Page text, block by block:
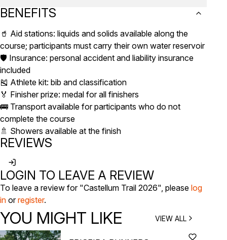
BENEFITS
🥤 Aid stations: liquids and solids available along the
course; participants must carry their own water reservoir
🛡️ Insurance: personal accident and liability insurance
included
🎽 Athlete kit: bib and classification
🏅 Finisher prize: medal for all finishers
🚌 Transport available for participants who do not
complete the course
🚿 Showers available at the finish
REVIEWS
LOGIN TO LEAVE A REVIEW
To leave a review for "Castellum Trail 2026", please log
in orregister.
YOU MIGHT LIKE VIEW ALL